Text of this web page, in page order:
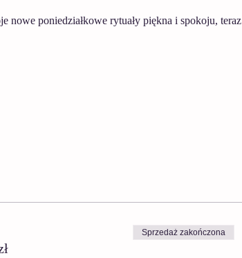
nowe poniedziałkowe rytuały piękna i spokoju, teraz
Sprzedaż zakończona